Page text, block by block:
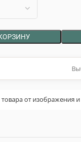
от изображения и